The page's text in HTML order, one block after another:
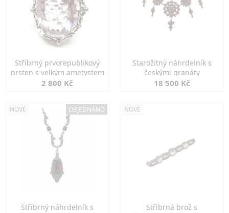
Stříbrný prvorepublikový
prsten s velkým ametystem
2 800 Kč
Starožitný náhrdelník s
českými granáty
18 500 Kč
NOVÉ OBJEDNÁNO
Stříbrný náhrdelník s
NOVÉ
Stříbrná brož s